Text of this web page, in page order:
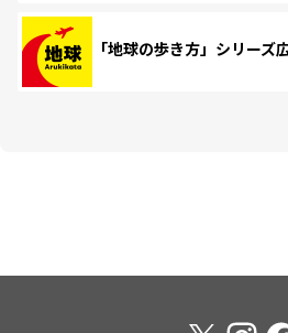
「地球の歩き方」シリーズ